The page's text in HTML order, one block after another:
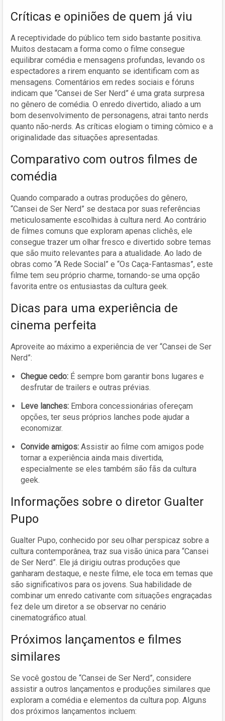
Críticas e opiniões de quem já viu
A receptividade do público tem sido bastante positiva.
Muitos destacam a forma como o filme consegue
equilibrar comédia e mensagens profundas, levando os
espectadores a rirem enquanto se identificam com as
mensagens. Comentários em redes sociais e fóruns
indicam que “Cansei de Ser Nerd” é uma grata surpresa
no gênero de comédia. O enredo divertido, aliado a um
bom desenvolvimento de personagens, atrai tanto nerds
quanto não-nerds. As críticas elogiam o timing cômico e a
originalidade das situações apresentadas.
Comparativo com outros filmes de
comédia
Quando comparado a outras produções do gênero,
“Cansei de Ser Nerd” se destaca por suas referências
meticulosamente escolhidas à cultura nerd. Ao contrário
de filmes comuns que exploram apenas clichês, ele
consegue trazer um olhar fresco e divertido sobre temas
que são muito relevantes para a atualidade. Ao lado de
obras como “A Rede Social” e “Os Caça-Fantasmas”, este
filme tem seu próprio charme, tornando-se uma opção
favorita entre os entusiastas da cultura geek.
Dicas para uma experiência de
cinema perfeita
Aproveite ao máximo a experiência de ver “Cansei de Ser
Nerd”:
Chegue cedo: É sempre bom garantir bons lugares e
desfrutar de trailers e outras prévias.
Leve lanches: Embora concessionárias ofereçam
opções, ter seus próprios lanches pode ajudar a
economizar.
Convide amigos: Assistir ao filme com amigos pode
tornar a experiência ainda mais divertida,
especialmente se eles também são fãs da cultura
geek.
Informações sobre o diretor Gualter
Pupo
Gualter Pupo, conhecido por seu olhar perspicaz sobre a
cultura contemporânea, traz sua visão única para “Cansei
de Ser Nerd”. Ele já dirigiu outras produções que
ganharam destaque, e neste filme, ele toca em temas que
são significativos para os jovens. Sua habilidade de
combinar um enredo cativante com situações engraçadas
fez dele um diretor a se observar no cenário
cinematográfico atual.
Próximos lançamentos e filmes
similares
Se você gostou de “Cansei de Ser Nerd”, considere
assistir a outros lançamentos e produções similares que
exploram a comédia e elementos da cultura pop. Alguns
dos próximos lançamentos incluem: